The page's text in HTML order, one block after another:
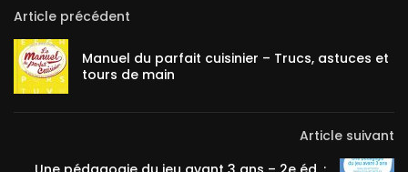
Article précédent
Manuel du parfait cuisinier – Trucs, astuces et
tours de main
Article suivant